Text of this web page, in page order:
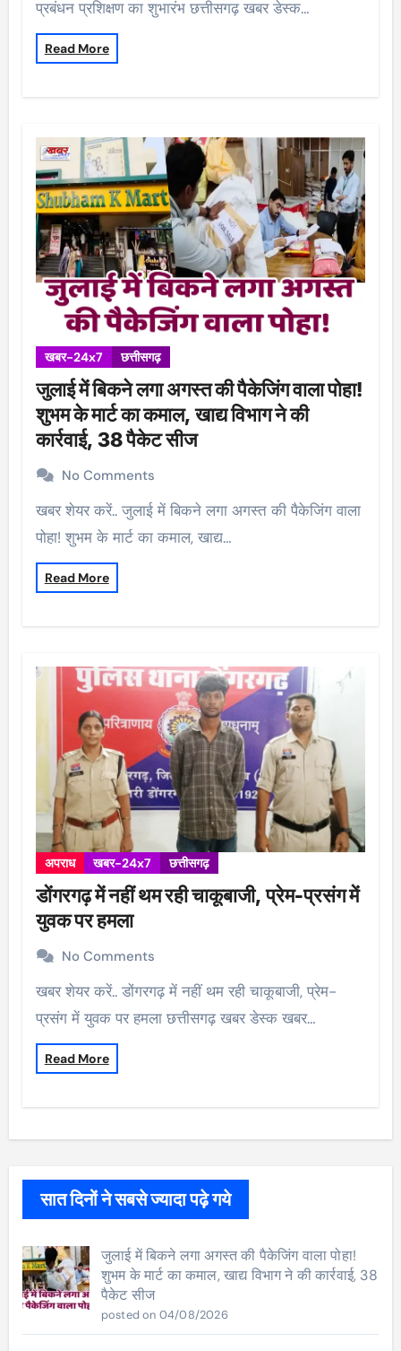
प्रबंधन प्रशिक्षण का शुभारंभ छत्तीसगढ़ खबर डेस्क…
Read More
खबर-24x7 छत्तीसगढ़
जुलाई में बिकने लगा अगस्त की पैकेजिंग वाला पोहा!
शुभम के मार्ट का कमाल, खाद्य विभाग ने की
कार्रवाई, 38 पैकेट सीज
No Comments
खबर शेयर करें.. जुलाई में बिकने लगा अगस्त की पैकेजिंग वाला
पोहा! शुभम के मार्ट का कमाल, खाद्य…
Read More
अपराध खबर-24x7 छत्तीसगढ़
डोंगरगढ़ में नहीं थम रही चाकूबाजी, प्रेम-प्रसंग में
युवक पर हमला
No Comments
खबर शेयर करें.. डोंगरगढ़ में नहीं थम रही चाकूबाजी, प्रेम-
प्रसंग में युवक पर हमला छत्तीसगढ़ खबर डेस्क खबर…
Read More
सात दिनों ने सबसे ज्यादा पढ़े गये
जुलाई में बिकने लगा अगस्त की पैकेजिंग वाला पोहा!
शुभम के मार्ट का कमाल, खाद्य विभाग ने की कार्रवाई, 38
पैकेट सीज
posted on 04/08/2026